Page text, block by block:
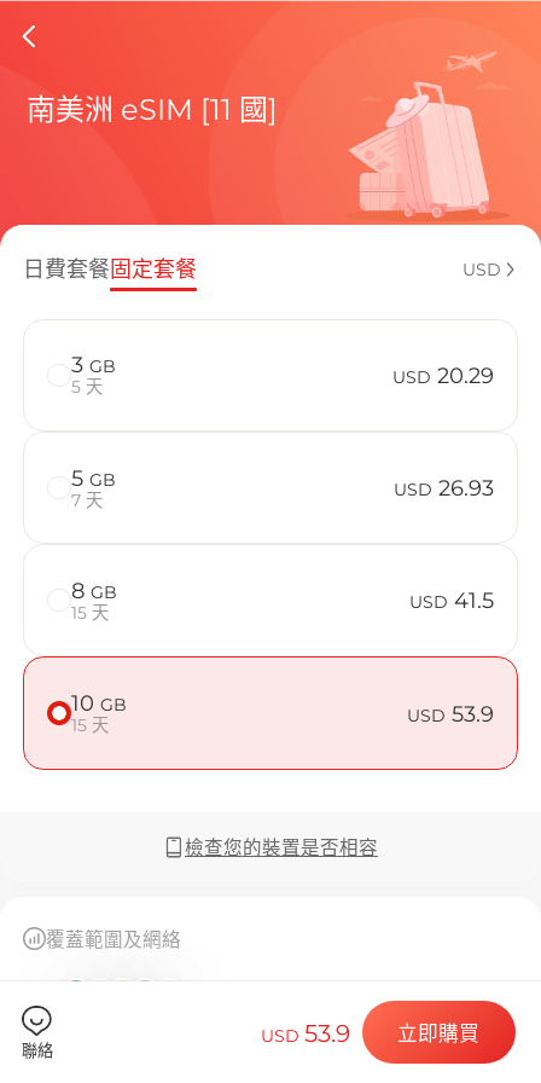
包含目前
如何享受
在
Billion
選擇您的目的
安裝您的
南美洲 eSIM [11 國]
日費套餐固定套餐 USD
3 GB
5 天
USD 20.29
5 GB
7 天
USD 26.93
8 GB
15 天
USD 41.5
10 GB
15 天
USD 53.9
檢查您的裝置是否相容
覆蓋範圍及網絡
查看全部 (12)
聯絡
USD53.9 立即購買